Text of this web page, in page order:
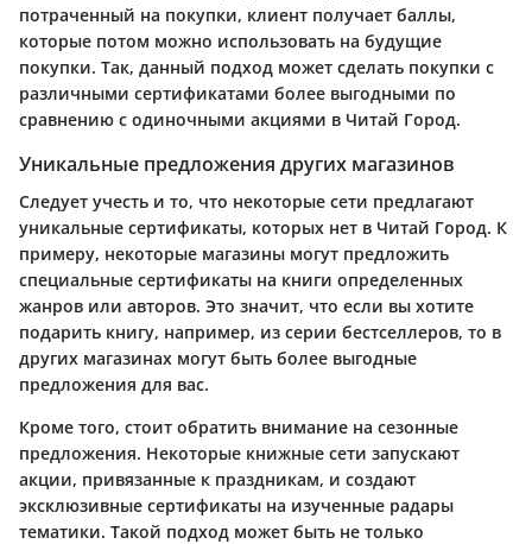
потраченный на покупки, клиент получает баллы,
которые потом можно использовать на будущие
покупки. Так, данный подход может сделать покупки с
различными сертификатами более выгодными по
сравнению с одиночными акциями в Читай Город.
Уникальные предложения других магазинов
Следует учесть и то, что некоторые сети предлагают
уникальные сертификаты, которых нет в Читай Город. К
примеру, некоторые магазины могут предложить
специальные сертификаты на книги определенных
жанров или авторов. Это значит, что если вы хотите
подарить книгу, например, из серии бестселлеров, то в
других магазинах могут быть более выгодные
предложения для вас.
Кроме того, стоит обратить внимание на сезонные
предложения. Некоторые книжные сети запускают
акции, привязанные к праздникам, и создают
эксклюзивные сертификаты на изученные радары
тематики. Такой подход может быть не только